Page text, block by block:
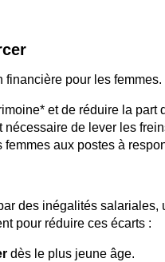
financière pour les femmes.
et de réduire la part
de lever les
aux postes à
des inégalités salariales,
pour réduire ces écarts :
dès le plus jeune âge.